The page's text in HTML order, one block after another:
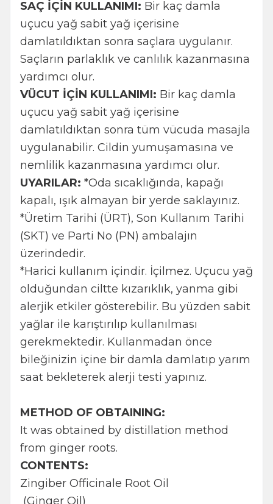
SAÇ İÇİN KULLANIMI: Bir kaç damla
uçucu yağ sabit yağ içerisine
damlatıldıktan sonra saçlara uygulanır.
Saçların parlaklık ve canlılık kazanmasına
yardımcı olur.
VÜCUT İÇİN KULLANIMI: Bir kaç damla
uçucu yağ sabit yağ içerisine
damlatıldıktan sonra tüm vücuda masajla
uygulanabilir. Cildin yumuşamasına ve
nemlilik kazanmasına yardımcı olur.
UYARILAR: *Oda sıcaklığında, kapağı
kapalı, ışık almayan bir yerde saklayınız.
*Üretim Tarihi (ÜRT), Son Kullanım Tarihi
(SKT) ve Parti No (PN) ambalajın
üzerindedir.
*Harici kullanım içindir. İçilmez. Uçucu yağ
olduğundan ciltte kızarıklık, yanma gibi
alerjik etkiler gösterebilir. Bu yüzden sabit
yağlar ile karıştırılıp kullanılması
gerekmektedir. Kullanmadan önce
bileğinizin içine bir damla damlatıp yarım
saat bekleterek alerji testi yapınız.
METHOD OF OBTAINING:
It was obtained by distillation method
from ginger roots.
CONTENTS:
Zingiber Officinale Root Oil
(Ginger Oil)